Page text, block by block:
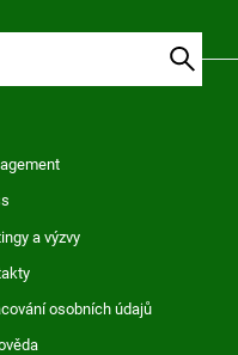
a výzvy
osobních údajů